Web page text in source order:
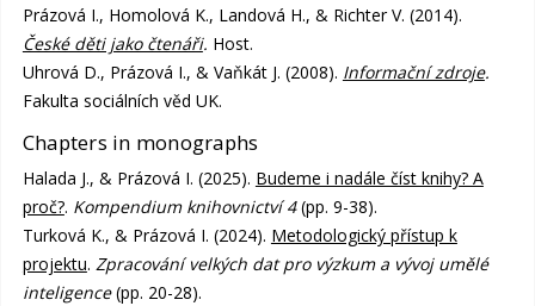
Prázová I., Homolová K., Landová H., & Richter V. (2014).
České děti jako čtenáři. Host.
Uhrová D., Prázová I., & Vaňkát J. (2008). Informační zdroje.
Fakulta sociálních věd UK.
Chapters in monographs
Halada J., & Prázová I. (2025). Budeme i nadále číst knihy? A
proč?. Kompendium knihovnictví 4(pp. 9-38).
Turková K., & Prázová I. (2024). Metodologický přístup k
projektu. Zpracování velkých dat pro výzkum a vývoj umělé
inteligence(pp. 20-28).